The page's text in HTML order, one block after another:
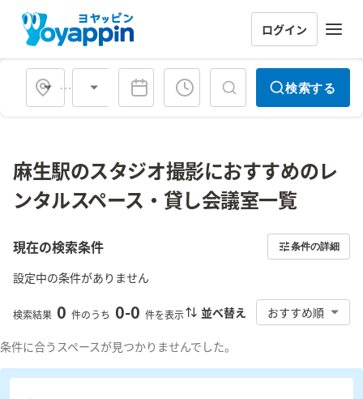
ログイン
会場タイプ 検索する
麻生駅のスタジオ撮影におすすめのレ
ンタルスペース・貸し会議室一覧
現在の検索条件 条件の詳細
設定中の条件がありません
検索結果 0 件のうち 0-0 件を表示 並べ替え おすすめ順
条件に合うスペースが見つかりませんでした。